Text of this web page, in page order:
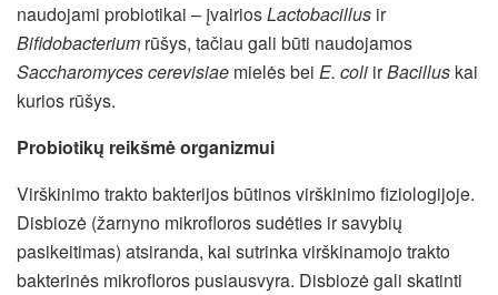
naudojami probiotikai – įvairiosLactobacillus ir
Bifidobacterium rūšys, tačiau gali būti naudojamos
Saccharomyces cerevisiae mielės bei E. coli irBacillus kai
kurios rūšys.
Probiotikų reikšmė organizmui
Virškinimo trakto bakterijos būtinos virškinimo fiziologijoje.
Disbiozė (žarnyno mikrofloros sudėties ir savybių
pasikeitimas) atsiranda, kai sutrinka virškinamojo trakto
bakterinės mikrofloros pusiausvyra. Disbiozė gali skatinti